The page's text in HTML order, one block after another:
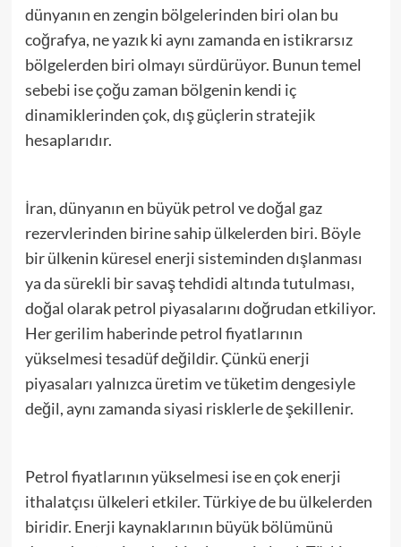
dünyanın en zengin bölgelerinden biri olan bu
coğrafya, ne yazık ki aynı zamanda en istikrarsız
bölgelerden biri olmayı sürdürüyor. Bunun temel
sebebi ise çoğu zaman bölgenin kendi iç
dinamiklerinden çok, dış güçlerin stratejik
hesaplarıdır.
İran, dünyanın en büyük petrol ve doğal gaz
rezervlerinden birine sahip ülkelerden biri. Böyle
bir ülkenin küresel enerji sisteminden dışlanması
ya da sürekli bir savaş tehdidi altında tutulması,
doğal olarak petrol piyasalarını doğrudan etkiliyor.
Her gerilim haberinde petrol fiyatlarının
yükselmesi tesadüf değildir. Çünkü enerji
piyasaları yalnızca üretim ve tüketim dengesiyle
değil, aynı zamanda siyasi risklerle de şekillenir.
Petrol fiyatlarının yükselmesi ise en çok enerji
ithalatçısı ülkeleri etkiler. Türkiye de bu ülkelerden
biridir. Enerji kaynaklarının büyük bölümünü